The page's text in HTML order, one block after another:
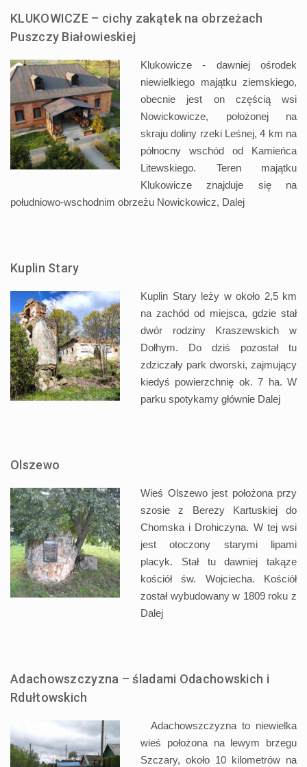
KLUKOWICZE – cichy zakątek na obrzeżach
Puszczy Białowieskiej
Klukowicze - dawniej ośrodek
niewielkiego majątku ziemskiego,
obecnie jest on częścią wsi
Nowickowicze, położonej na
skraju doliny rzeki Leśnej, 4 km na
północny wschód od Kamieńca
Litewskiego. Teren majątku
Klukowicze znajduje się na
południowo-wschodnim obrzeżu Nowickowicz, Dalej
Kuplin Stary
Kuplin Stary leży w około 2,5 km
na zachód od miejsca, gdzie stał
dwór rodziny Kraszewskich w
Dołhym. Do dziś pozostał tu
zdziczały park dworski, zajmujący
kiedyś powierzchnię ok. 7 ha. W
parku spotykamy głównie Dalej
Olszewo
Wieś Olszewo jest położona przy
szosie z Berezy Kartuskiej do
Chomska i Drohiczyna. W tej wsi
jest otoczony starymi lipami
placyk. Stał tu dawniej takąze
kościół św. Wojciecha. Kościół
został wybudowany w 1809 roku z
Dalej
Adachowszczyzna – śladami Odachowskich i
Rdułtowskich
Adachowszczyzna to niewielka
wieś położona na lewym brzegu
Szczary, około 10 kilometrów na